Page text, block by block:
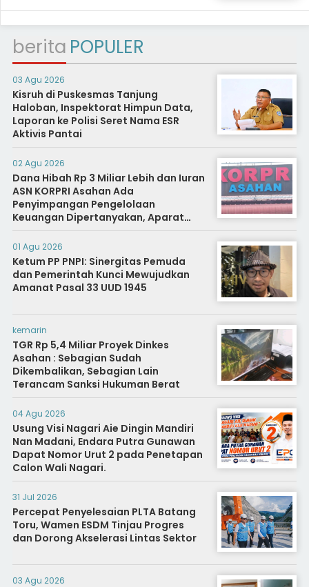
berita POPULER
03 Agu 2026
Kisruh di Puskesmas Tanjung
Haloban, Inspektorat Himpun Data,
Laporan ke Polisi Seret Nama ESR
Aktivis Pantai
02 Agu 2026
Dana Hibah Rp 3 Miliar Lebih dan Iuran
ASN KORPRI Asahan Ada
Penyimpangan Pengelolaan
Keuangan Dipertanyakan, Aparat
Diminta Segera Usut
01 Agu 2026
Ketum PP PNPI: Sinergitas Pemuda
dan Pemerintah Kunci Mewujudkan
Amanat Pasal 33 UUD 1945
kemarin
TGR Rp 5,4 Miliar Proyek Dinkes
Asahan : Sebagian Sudah
Dikembalikan, Sebagian Lain
Terancam Sanksi Hukuman Berat
04 Agu 2026
Usung Visi Nagari Aie Dingin Mandiri
Nan Madani, Endara Putra Gunawan
Dapat Nomor Urut 2 pada Penetapan
Calon Wali Nagari.
31 Jul 2026
Percepat Penyelesaian PLTA Batang
Toru, Wamen ESDM Tinjau Progres
dan Dorong Akselerasi Lintas Sektor
03 Agu 2026